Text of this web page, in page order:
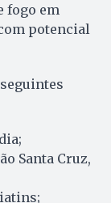
fogo em
potencial
Santa Cruz,